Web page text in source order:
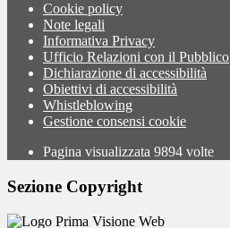
Cookie policy
Note legali
Informativa Privacy
Ufficio Relazioni con il Pubblico
Dichiarazione di accessibilità
Obiettivi di accessibilità
Whistleblowing
Gestione consensi cookie
Pagina visualizzata 9894 volte
Sezione Copyright